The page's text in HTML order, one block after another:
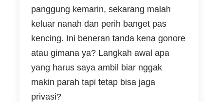
panggung kemarin, sekarang malah
keluar nanah dan perih banget pas
kencing. Ini beneran tanda kena gonore
atau gimana ya? Langkah awal apa
yang harus saya ambil biar nggak
makin parah tapi tetap bisa jaga
privasi?